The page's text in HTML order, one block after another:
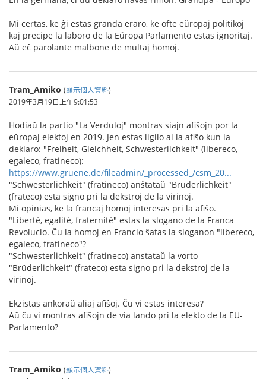
Mi certas, ke ĝi estas granda eraro, ke ofte eŭropaj politikoj
kaj precipe la laboro de la Eŭropa Parlamento estas ignoritaj.
Aŭ eĉ parolante malbone de multaj homoj.
Tram_Amiko (顯示個人資料)
2019年3月19日上午9:01:53
Hodiaŭ la partio "La Verduloj" montras siajn afiŝojn por la
eŭropaj elektoj en 2019. Jen estas ligilo al la afiŝo kun la
deklaro: "Freiheit, Gleichheit, Schwesterlichkeit" (libereco,
egaleco, fratineco):
https://www.gruene.de/fileadmin/_processed_/csm_20...
"Schwesterlichkeit" (fratineco) anŝtataŭ "Brüderlichkeit"
(frateco) esta signo pri la dekstroj de la virinoj.
Mi opinias, ke la francaj homoj interesas pri la afiŝo.
"Liberté, egalité, fraternité" estas la slogano de la Franca
Revolucio. Ĉu la homoj en Francio ŝatas la sloganon "libereco,
egaleco, fratineco"?
"Schwesterlichkeit" (fratineco) anstataŭ la vorto
"Brüderlichkeit" (frateco) esta signo pri la dekstroj de la
virinoj.
Ekzistas ankoraŭ aliaj afiŝoj. Ĉu vi estas interesa?
Aŭ ĉu vi montras afiŝojn de via lando pri la elekto de la EU-
Parlamento?
Tram_Amiko (顯示個人資料)